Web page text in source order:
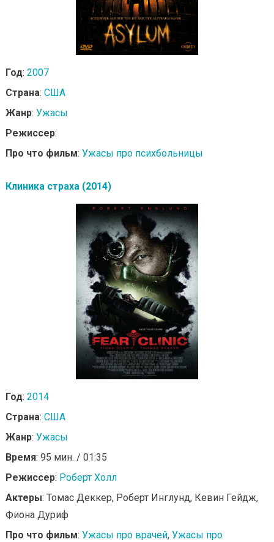
Год: 2007
Страна: США
Жанр: Ужасы
Режиссер:
Про что фильм: Ужасы про психбольницы
Клиника страха (2014)
Год: 2014
Страна: США
Жанр: Ужасы
Время: 95 мин. / 01:35
Режиссер: Роберт Холл
Актеры: Томас Деккер, Роберт Инглунд, Кевин Гейдж,
Фиона Дуриф
Про что фильм: Ужасы про врачей, Ужасы про